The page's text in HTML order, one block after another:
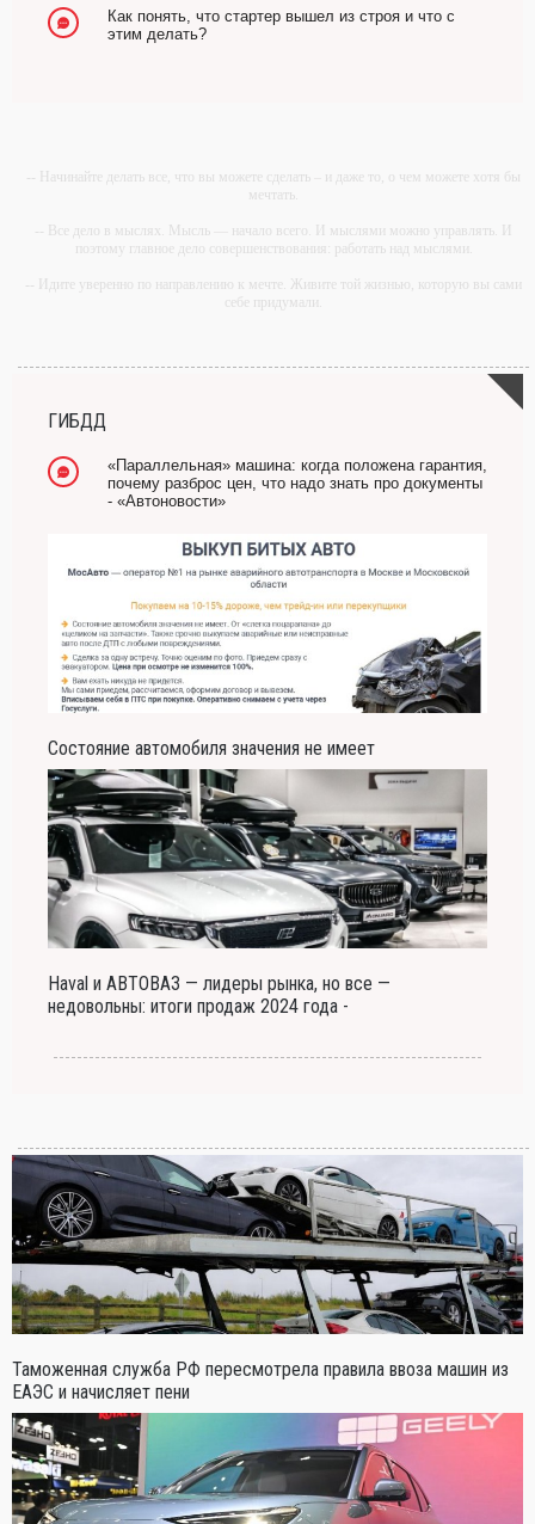
Как понять, что стартер вышел из строя и что с
этим делать?
-- Начинайте делать все, что вы можете сделать – и даже то, о чем можете хотя бы
мечтать.
-- Все дело в мыслях. Мысль — начало всего. И мыслями можно управлять. И
поэтому главное дело совершенствования: работать над мыслями.
-- Идите уверенно по направлению к мечте. Живите той жизнью, которую вы сами
себе придумали.
-- Лучшее, что можно сделать с хорошим советом, это пропустить его мимо ушей.
Он никогда не бывает полезен никому, кроме того, кто его дал.
ГИБДД
«Параллельная» машина: когда положена гарантия,
почему разброс цен, что надо знать про документы
- «Автоновости»
Состояние автомобиля значения не имеет
Haval и АВТОВАЗ — лидеры рынка, но все —
недовольны: итоги продаж 2024 года -
Таможенная служба РФ пересмотрела правила ввоза машин из
ЕАЭС и начисляет пени